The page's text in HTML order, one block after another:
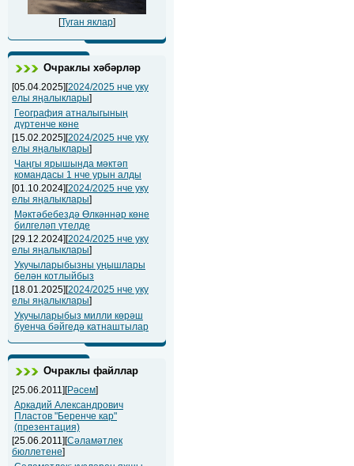
[Туган яклар]
Очраклы хәбәрләр
[05.04.2025][2024/2025 нче уку
елы яңалыклары]
География атналыгының
дүртенче көне
[15.02.2025][2024/2025 нче уку
елы яңалыклары]
Чаңгы ярышында мәктәп
командасы 1 нче урын алды
[01.10.2024][2024/2025 нче уку
елы яңалыклары]
Мәктәбебездә Өлкәннәр көне
билгеләп үтелде
[29.12.2024][2024/2025 нче уку
елы яңалыклары]
Укучыларыбызны уңышлары
белән котлыйбыз
[18.01.2025][2024/2025 нче уку
елы яңалыклары]
Укучыларыбыз милли көрәш
буенча бәйгедә катнаштылар
Очраклы файллар
[25.06.2011][Рәсем]
Аркадий Александрович
Пластов "Беренче кар"
(презентация)
[25.06.2011][Сәламәтлек
бюллетене]